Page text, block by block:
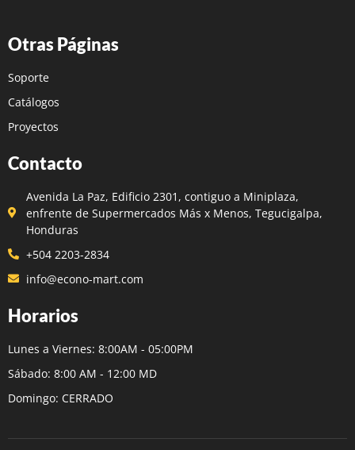
Otras Páginas
Soporte
Catálogos
Proyectos
Contacto
Avenida La Paz, Edificio 2301, contiguo a Miniplaza,
enfrente de Supermercados Más x Menos, Tegucigalpa,
Honduras
+504 2203-2834
info@econo-mart.com
Horarios
Lunes a Viernes: 8:00AM - 05:00PM
Sábado: 8:00 AM - 12:00 MD
Domingo: CERRADO